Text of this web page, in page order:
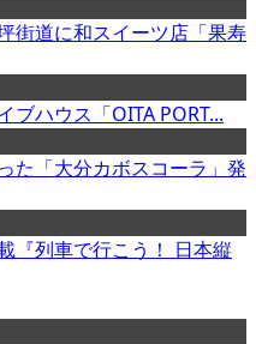
街道に和スイーツ店「果寿
ブハウス「OITA PORT...
た「大分カボスコーラ」発
『列車で行こう！ 日本縦